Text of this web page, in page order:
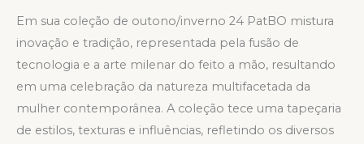
Em sua coleção de outono/inverno 24 PatBO mistura
inovação e tradição, representada pela fusão de
tecnologia e a arte milenar do feito a mão, resultando
em uma celebração da natureza multifacetada da
mulher contemporânea. A coleção tece uma tapeçaria
de estilos, texturas e influências, refletindo os diversos